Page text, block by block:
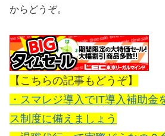
からどうぞ。
【こちらの記事もどうぞ】
・スマレジ導入でIT導入補助金
ス制度に備えましょう